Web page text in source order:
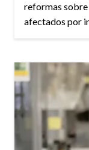
reformas
afectados por